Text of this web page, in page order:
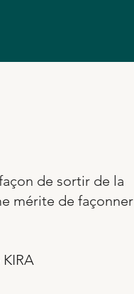
de sortir de la
mérite de façonner